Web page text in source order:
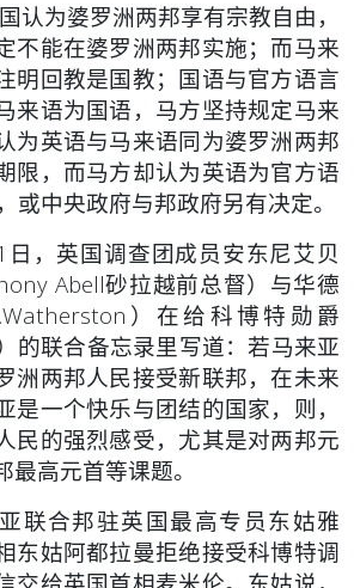
为婆罗洲两邦享有宗教自由，
不能在婆罗洲两邦实施；而马来
明回教是国教；国语与官方语言
来语为国语，马方坚持规定马来
为英语与马来语同为婆罗洲两邦
限，而马方却认为英语为官方语
或中央政府与邦政府另有决定。
，英国调查团成员安东尼艾贝
Abell砂拉越前总督）与华德
）在给科博特勋爵
的联合备忘录里写道：若马来亚
洲两邦人民接受新联邦，在未来
是一个快乐与团结的国家，则，
民的强烈感受，尤其是对两邦元
高元首等课题。
合邦驻英国最高专员东姑雅
东姑阿都拉曼拒绝接受科博特调